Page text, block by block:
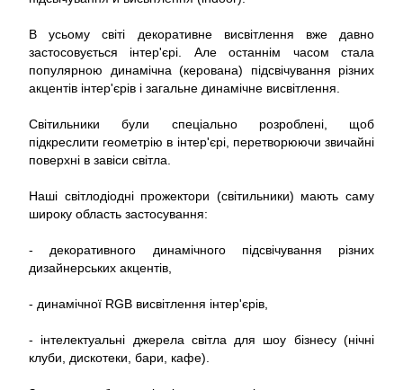
В усьому світі декоративне висвітлення вже давно
застосовується інтер'єрі. Але останнім часом стала
популярною динамічна (керована) підсвічування різних
акцентів інтер'єрів і загальне динамічне висвітлення.
Світильники були спеціально розроблені, щоб
підкреслити геометрію в інтер'єрі, перетворюючи звичайні
поверхні в завіси світла.
Наші світлодіодні прожектори (світильники) мають саму
широку область застосування:
- декоративного динамічного підсвічування різних
дизайнерських акцентів,
- динамічної RGB висвітлення інтер'єрів,
- інтелектуальні джерела світла для шоу бізнесу (нічні
клуби, дискотеки, бари, кафе).